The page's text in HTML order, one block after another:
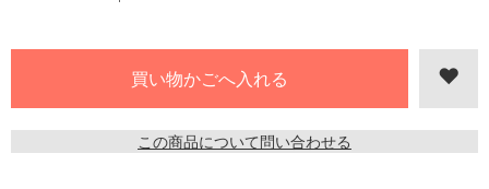
この商品について問い合わせる